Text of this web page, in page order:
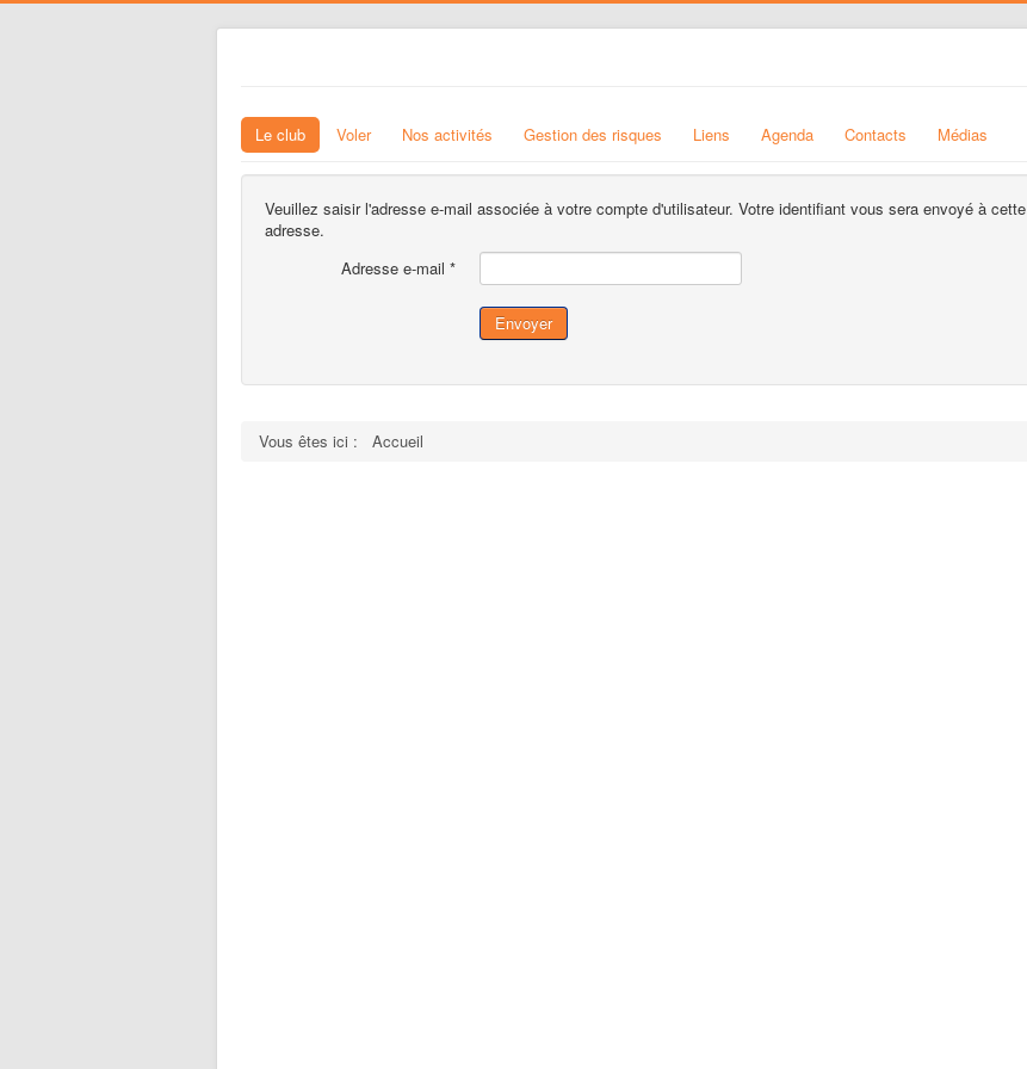
Le club Voler Nos activités Gestion des risques Liens Agenda Contacts Médias
Veuillez saisir l'adresse e-mail associée à votre compte d'utilisateur. Votre identifiant vous sera envoyé à cette
adresse.
Adresse e-mail *
Envoyer
Vous êtes ici : Accueil